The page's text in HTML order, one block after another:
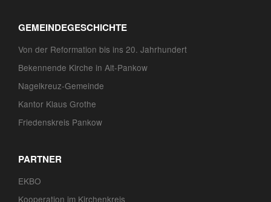
GEMEINDEGESCHICHTE
Von der Reformation bis ins 20. Jahrhundert
Bekennende Kirche in Alt-Pankow
Nagelkreuz-Gemeinde
Kantor Klaus Grothe
Friedenskreis Pankow
PARTNER
EKBO
Kooperation im Kirchenkreis